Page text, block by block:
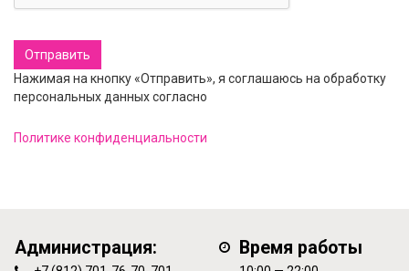
Нажимая на кнопку «Отправить», я соглашаюсь на обработку
персональных данных согласно
Политике конфиденциальности
Администрация: Время работы